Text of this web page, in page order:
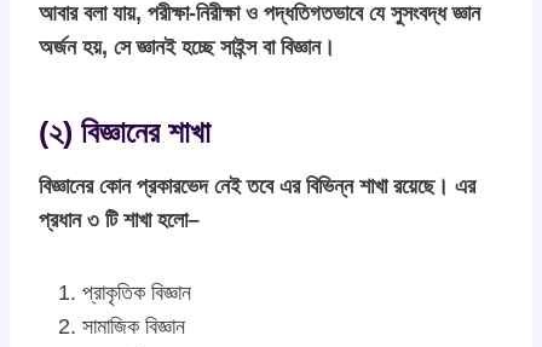
আবার বলা যায়, পরীক্ষা-নিরীক্ষা ও পদ্ধতিগতভাবে যে সুসংবদ্ধ জ্ঞান
অর্জন হয়, সে জ্ঞানই হচ্ছে সাইন্স বা বিজ্ঞান।
(২) বিজ্ঞানের শাখা
বিজ্ঞানের কোন প্রকারভেদ নেই তবে এর বিভিন্ন শাখা রয়েছে। এর
প্রধান ৩ টি শাখা হলো–
প্রাকৃতিক বিজ্ঞান
সামাজিক বিজ্ঞান